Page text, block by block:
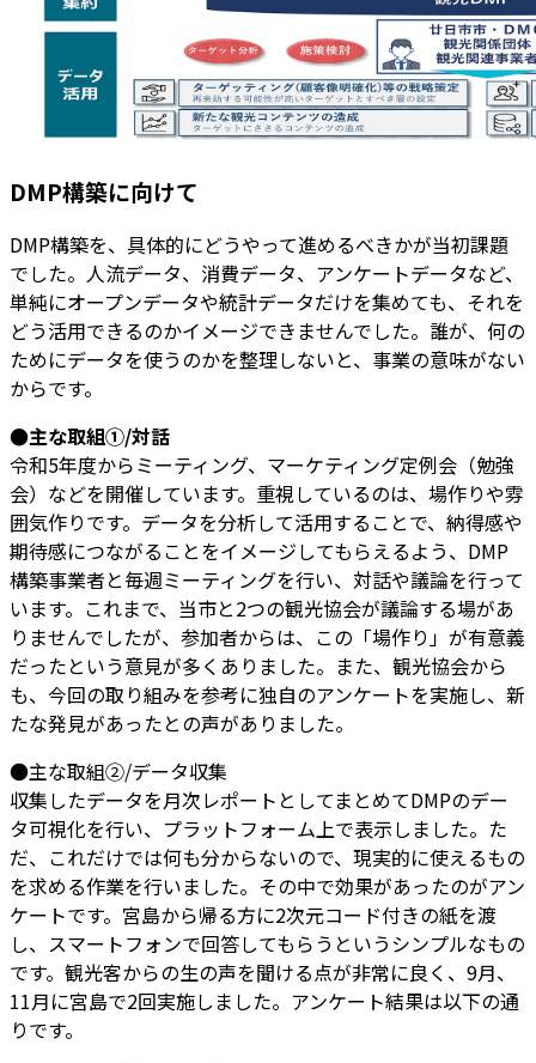
DMP構築に向けて
DMP構築を、具体的にどうやって進めるべきかが当初課題
でした。人流データ、消費データ、アンケートデータなど、
単純にオープンデータや統計データだけを集めても、それを
どう活用できるのかイメージできませんでした。誰が、何の
ためにデータを使うのかを整理しないと、事業の意味がない
からです。
●主な取組①/対話
令和5年度からミーティング、マーケティング定例会（勉強
会）などを開催しています。重視しているのは、場作りや雰
囲気作りです。データを分析して活用することで、納得感や
期待感につながることをイメージしてもらえるよう、DMP
構築事業者と毎週ミーティングを行い、対話や議論を行って
います。これまで、当市と2つの観光協会が議論する場があ
りませんでしたが、参加者からは、この「場作り」が有意義
だったという意見が多くありました。また、観光協会から
も、今回の取り組みを参考に独自のアンケートを実施し、新
たな発見があったとの声がありました。
●主な取組②/データ収集
収集したデータを月次レポートとしてまとめてDMPのデー
タ可視化を行い、プラットフォーム上で表示しました。た
だ、これだけでは何も分からないので、現実的に使えるもの
を求める作業を行いました。その中で効果があったのがアン
ケートです。宮島から帰る方に2次元コード付きの紙を渡
し、スマートフォンで回答してもらうというシンプルなもの
です。観光客からの生の声を聞ける点が非常に良く、9月、
11月に宮島で2回実施しました。アンケート結果は以下の通
りです。